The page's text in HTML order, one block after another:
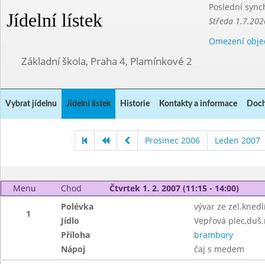
Jídelní lístek
Poslední
Středa
Omezení
Základní škola, Praha 4, Plamínkové 2
Vybrat jídelnu Jídelní lístek Historie Kontakty a informace
Prosinec 2006 Leden 2007
Menu Chod Čtvrtek 1. 2. 2007 (11:15 - 14:00)
1
Polévka
vývar ze
Jídlo
Vepřová
Příloha
brambory
Nápoj
čaj s medem